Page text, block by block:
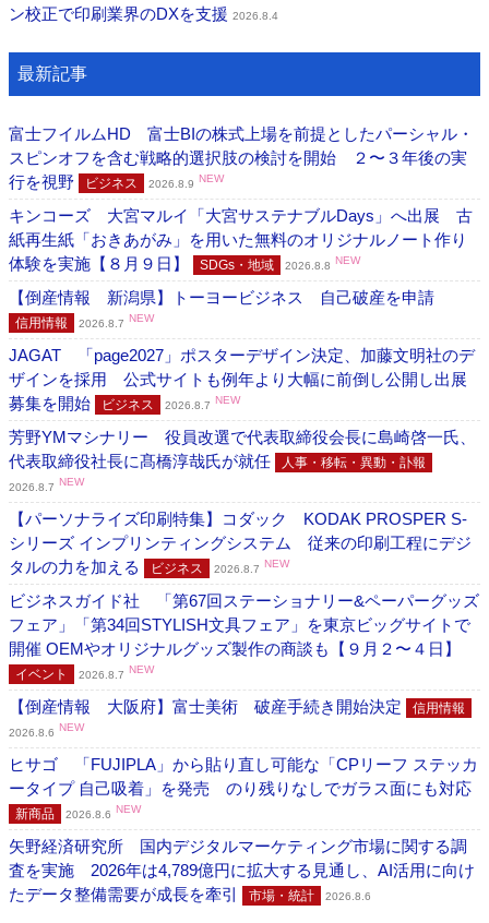
ン校正で印刷業界のDXを支援 2026.8.4
最新記事
富士フイルムHD 富士BIの株式上場を前提としたパーシャル・
スピンオフを含む戦略的選択肢の検討を開始 ２〜３年後の実
行を視野
ビジネス 2026.8.9 NEW
キンコーズ 大宮マルイ「大宮サステナブルDays」へ出展 古
紙再生紙「おきあがみ」を用いた無料のオリジナルノート作り
体験を実施【８月９日】
SDGs・地域 2026.8.8 NEW
【倒産情報 新潟県】トーヨービジネス 自己破産を申請
信用情報 2026.8.7 NEW
JAGAT 「page2027」ポスターデザイン決定、加藤文明社のデ
ザインを採用 公式サイトも例年より大幅に前倒し公開し出展
募集を開始
ビジネス 2026.8.7 NEW
芳野YMマシナリー 役員改選で代表取締役会長に島崎啓一氏、
代表取締役社長に髙橋淳哉氏が就任
人事・移転・異動・訃報
2026.8.7 NEW
【パーソナライズ印刷特集】コダック KODAK PROSPER S-
シリーズ インプリンティングシステム 従来の印刷工程にデジ
タルの力を加える
ビジネス 2026.8.7 NEW
ビジネスガイド社 「第67回ステーショナリー&ペーパーグッズ
フェア」「第34回STYLISH文具フェア」を東京ビッグサイトで
開催 OEMやオリジナルグッズ製作の商談も【９月２〜４日】
イベント 2026.8.7 NEW
【倒産情報 大阪府】富士美術 破産手続き開始決定 信用情報
2026.8.6 NEW
ヒサゴ 「FUJIPLA」から貼り直し可能な「CPリーフ ステッカ
ータイプ 自己吸着」を発売 のり残りなしでガラス面にも対応
新商品 2026.8.6 NEW
矢野経済研究所 国内デジタルマーケティング市場に関する調
査を実施 2026年は4,789億円に拡大する見通し、AI活用に向け
たデータ整備需要が成長を牽引
市場・統計 2026.8.6